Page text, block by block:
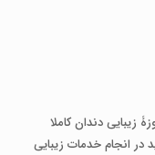
زیبایی دندان کاملا
انجام خدمات زیبایی